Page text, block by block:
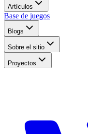
Artículos
Base de juegos
Blogs
Sobre el sitio
Proyectos